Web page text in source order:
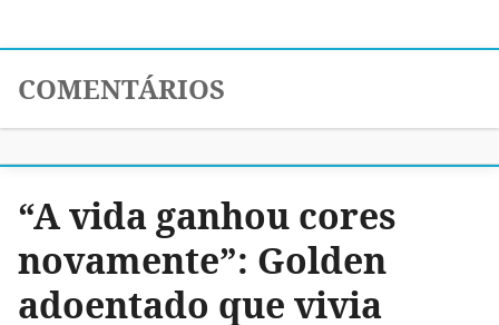
COMENTÁRIOS